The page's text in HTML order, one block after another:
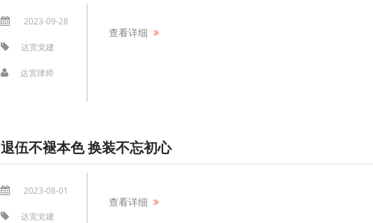
2023-09-28
达宽党建
达宽律师
查看详细
退伍不褪本色 换装不忘初心
2023-08-01
达宽党建
查看详细